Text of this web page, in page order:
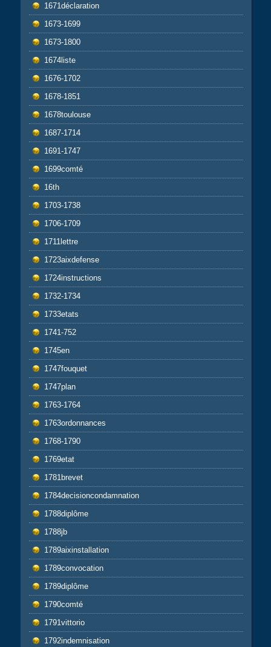
1671déclaration
1673-1699
1673-1800
1674liste
1676-1702
1678-1851
1678toulouse
1687-1714
1691-1747
1699comté
16th
1703-1738
1706-1709
1711lettre
1723aixdefense
1724instructions
1732-1734
1733etats
1741-752
1745en
1747fouquet
1747plan
1763-1764
1763ordonnances
1768-1790
1769etat
1781brevet
1784decisioncondamnation
1788diplôme
1788jb
1789aixinstallation
1789convocation
1789diplôme
1790comté
1791vittorio
1792indemnisation